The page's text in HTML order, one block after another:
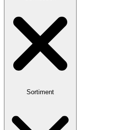
Sortiment